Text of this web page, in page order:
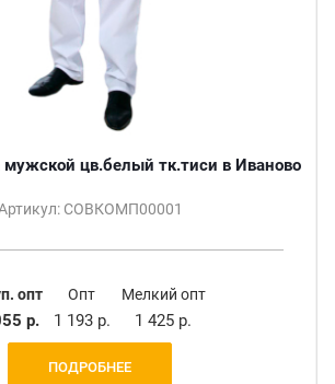
цв.белый тк.тиси в Иваново
СОВКОМП00001
опт
р.
Опт
1 193 р.
Мелкий опт
1 425 р.
ПОДРОБНЕЕ